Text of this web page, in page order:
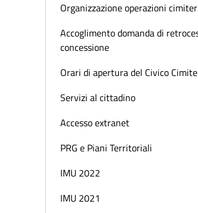
Organizzazione operazioni
Accoglimento domanda di
concessione
Orari di apertura del Civico
Servizi al cittadino
Accesso extranet
PRG e Piani Territoriali
IMU 2022
IMU 2021